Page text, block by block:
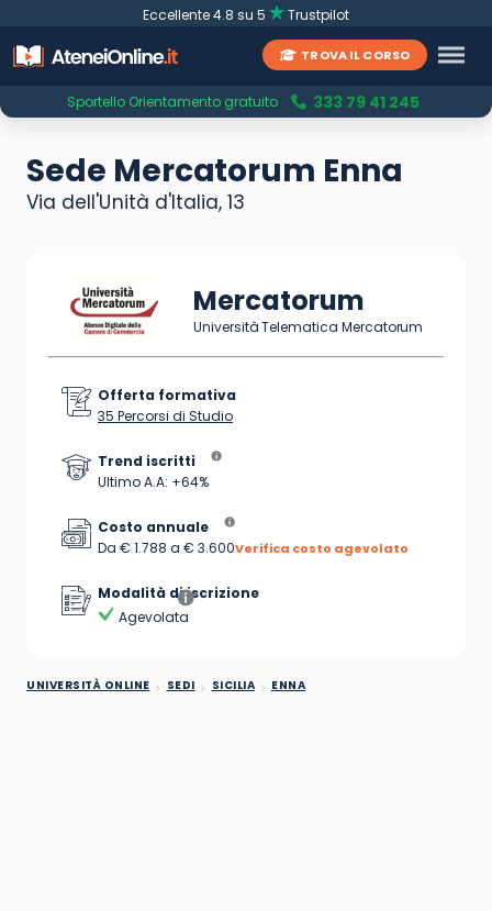
Eccellente 4.8 su 5 Trustpilot
TROVA IL CORSO
Sportello Orientamento gratuito 333 79 41 245
Sede Mercatorum Enna
Via dell'Unità d'Italia, 13
Mercatorum
Università Telematica Mercatorum
Offerta formativa
35 Percorsi di Studio
Trend iscritti
Ultimo A.A: +64%
Costo annuale
Da € 1.788 a € 3.600Verifica costo agevolato
Modalità di iscrizione
Agevolata
UNIVERSITÀ ONLINE SEDI SICILIA ENNA